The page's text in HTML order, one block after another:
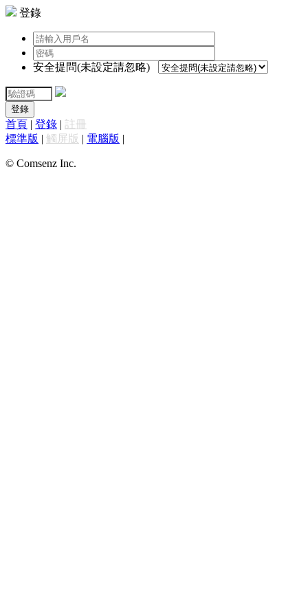
登錄
安全提問(未設定請忽略)
登錄
首頁 | 登錄 | 註冊
標準版 | 觸屏版 | 電腦版 |
© Comsenz Inc.